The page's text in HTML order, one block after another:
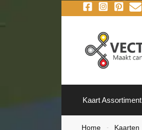
Kaart Assortiment
Home - Kaarten